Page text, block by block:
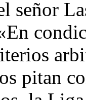
señor
pitan